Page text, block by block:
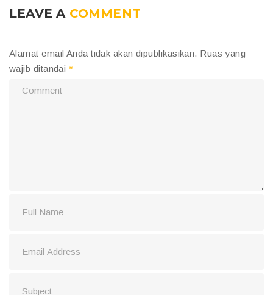
LEAVE A COMMENT
Alamat email Anda tidak akan dipublikasikan. Ruas yang
wajib ditandai *